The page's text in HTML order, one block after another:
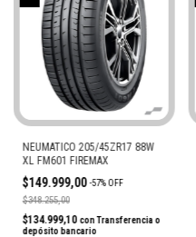
NEUMATICO 205/45ZR17 88W
XL FM601 FIREMAX
$149.999,00-57%OFF
$348.255,00
$134.999,10 con Transferencia o
depósito bancario